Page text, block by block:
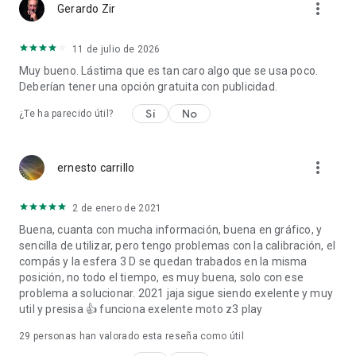
solar y brújula para encontrar ubicaciones óptimas para
movimiento del sol para encontrar los mejores lugares para
fases solares.
Características principales: Sun Seeker utiliza GPS,
magnetómetro y giroscopio para encontrar la trayectoria y la
horas de salida y puesta del sol y monitoriza la exposición a la
luz solar en tiempo real con el temporizador de puesta de sol.
ángulo de la luz solar diurna y la elevación (dividida en
sombra, las fases solares y más.
La superposición de la cámara en 3D con realidad aumentada
muestra la posición actual del sol y su trayectoria con puntos
marcados cada hora.
La vista de la cámara te guía para encontrar el sol y
comprobar las horas de salida y puesta del sol, así como la
exposición a la luz solar.
Gerardo Zir more_vert
11 de julio de 2026
Muy bueno. Lástima que es tan caro algo que se usa poco.
Deberían tener una opción gratuita con publicidad.
¿Te ha parecido útil? Sí No
ernesto carrillo more_vert
2 de enero de 2021
Buena, cuanta con mucha información, buena en gráfico, y
sencilla de utilizar, pero tengo problemas con la calibración, el
compás y la esfera 3 D se quedan trabados en la misma
posición, no todo el tiempo, es muy buena, solo con ese
problema a solucionar. 2021 jaja sigue siendo exelente y muy
util y presisa 👍 funciona exelente moto z3 play
29 personas han valorado esta reseña como útil